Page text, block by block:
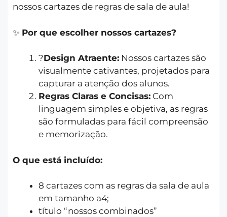
nossos cartazes de regras de sala de aula!
✨ Por que escolher nossos cartazes?
?Design Atraente: Nossos cartazes são
visualmente cativantes, projetados para
capturar a atenção dos alunos.
Regras Claras e Concisas: Com
linguagem simples e objetiva, as regras
são formuladas para fácil compreensão
e memorização.
O que está incluído:
8 cartazes com as regras da sala de aula
em tamanho a4;
título “nossos combinados”